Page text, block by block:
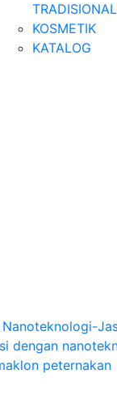
TRADISIONAL
KOSMETIK
KATALOG